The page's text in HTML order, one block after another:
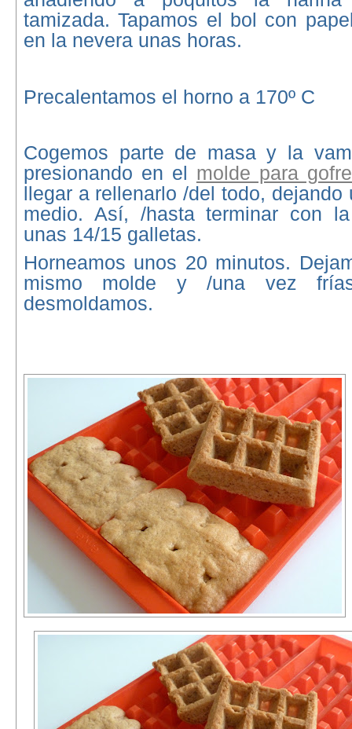
tamizada. Tapamos el bol con
en la nevera unas horas.
Precalentamos el horno a 170º C
Cogemos parte de masa y la
presionando en el molde para
llegar a rellenarlo /del todo, dejando
medio. Así, /hasta terminar con
unas 14/15 galletas.
Horneamos unos 20 minutos.
mismo molde y /una vez
desmoldamos.